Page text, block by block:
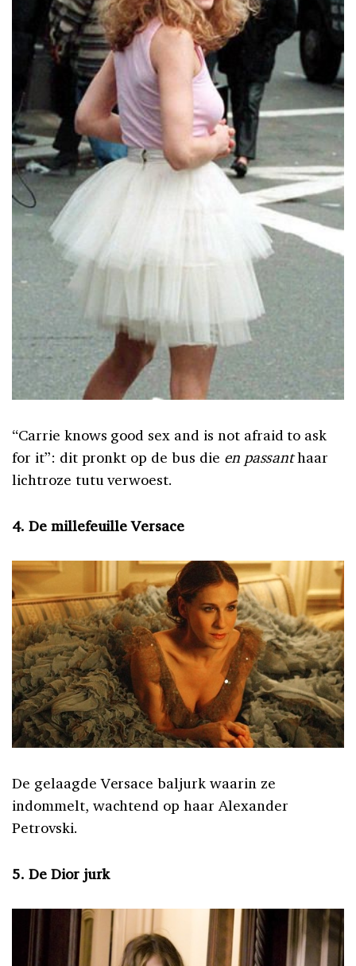
“Carrie knows good sex and is not afraid to ask
for it”: dit pronkt op de bus die en passanthaar
lichtroze tutu verwoest.
4. De millefeuille Versace
De gelaagde Versace baljurk waarin ze
indommelt, wachtend op haar Alexander
Petrovski.
5. De Dior jurk